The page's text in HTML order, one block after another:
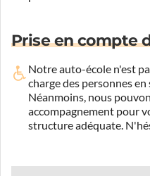
Prise en compte
Notre auto-école n'est
charge des personnes
Néanmoins, nous
accompagnement pour
structure adéquate.